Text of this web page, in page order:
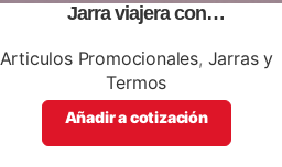
Jarra viajera con
full color
Articulos Promocionales, Jarras y
Termos
Añadir a cotización